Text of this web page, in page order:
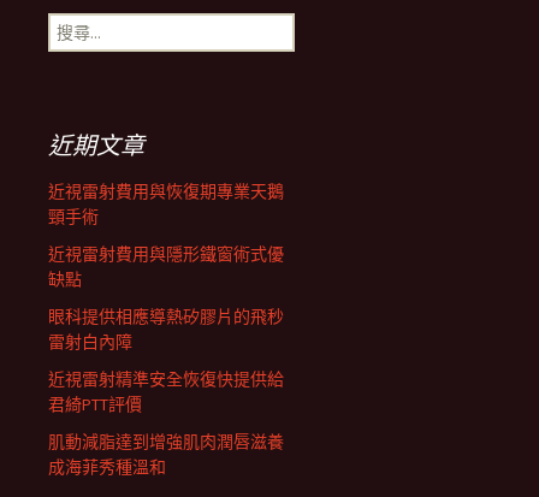
航
列
搜
尋
近期文章
近視雷射費用與恢復期專業天鵝
頸手術
近視雷射費用與隱形鐵窗術式優
缺點
眼科提供相應導熱矽膠片的飛秒
雷射白內障
近視雷射精準安全恢復快提供給
君綺PTT評價
肌動減脂達到增強肌肉潤唇滋養
成海菲秀種溫和